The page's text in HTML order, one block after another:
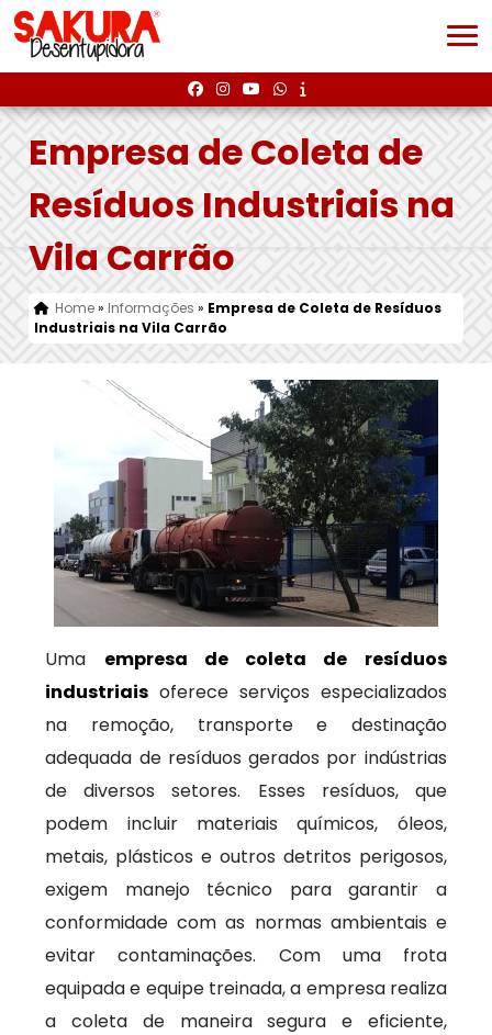
Empresa de Coleta de
Resíduos Industriais na
Vila Carrão
Home» Informações » Empresa de Coleta de Resíduos
Industriais na Vila Carrão
Uma empresa de coleta de resíduos
industriais oferece serviços especializados
na remoção, transporte e destinação
adequada de resíduos gerados por indústrias
de diversos setores. Esses resíduos, que
podem incluir materiais químicos, óleos,
metais, plásticos e outros detritos perigosos,
exigem manejo técnico para garantir a
conformidade com as normas ambientais e
evitar contaminações. Com uma frota
equipada e equipe treinada, a empresa realiza
a coleta de maneira segura e eficiente,